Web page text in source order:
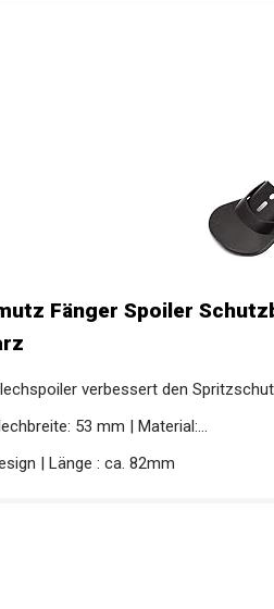
Fänger Spoiler
verbessert den
53 mm | Material:...
| Länge : ca. 82mm